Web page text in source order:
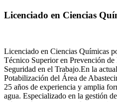
Licenciado en Ciencias
Licenciado en Ciencias Químicas
Técnico Superior en Prevención
Seguridad en el Trabajo.En la
Potabilización del Área de
25 años de experiencia y amplia
agua. Especializado en la gestión